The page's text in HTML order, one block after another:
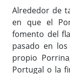
Alrededor de
en que el
fomento del
pasado en
propio
Portugal o la